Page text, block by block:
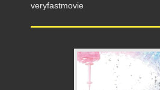
veryfastmovie